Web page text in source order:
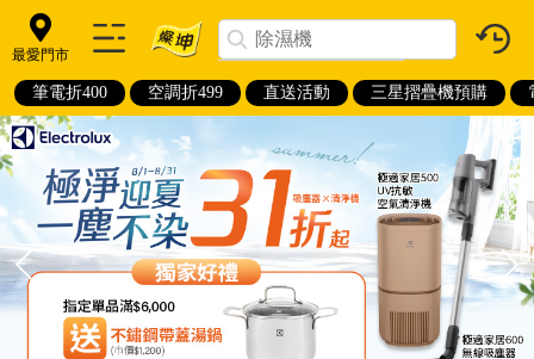
最愛門市
筆電折400 空調折499 直送活動 三星摺疊機預購